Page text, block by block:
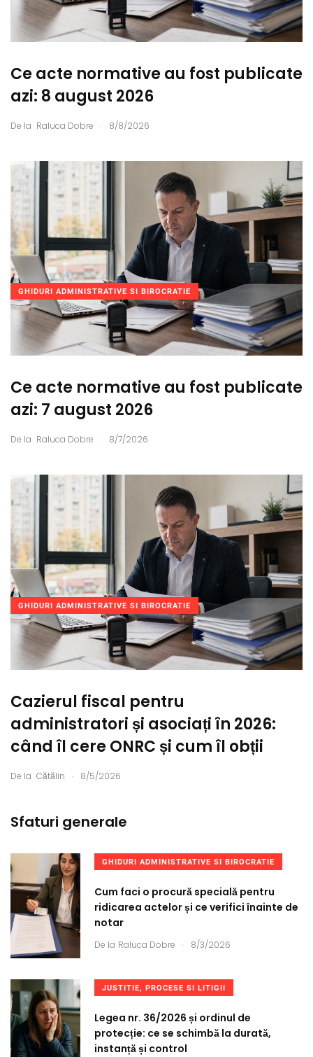
Ce acte normative au fost publicate
azi: 8 august 2026
De la Raluca Dobre . 8/8/2026
GHIDURI ADMINISTRATIVE SI BIROCRATIE
Ce acte normative au fost publicate
azi: 7 august 2026
De la Raluca Dobre . 8/7/2026
GHIDURI ADMINISTRATIVE SI BIROCRATIE
Cazierul fiscal pentru
administratori și asociați în 2026:
când îl cere ONRC și cum îl obții
De la Cătălin . 8/5/2026
Sfaturi generale
GHIDURI ADMINISTRATIVE SI BIROCRATIE
Cum faci o procură specială pentru
ridicarea actelor și ce verifici înainte de
notar
De la Raluca Dobre . 8/3/2026
JUSTITIE, PROCESE SI LITIGII
Legea nr. 36/2026 și ordinul de
protecție: ce se schimbă la durată,
instanță și control